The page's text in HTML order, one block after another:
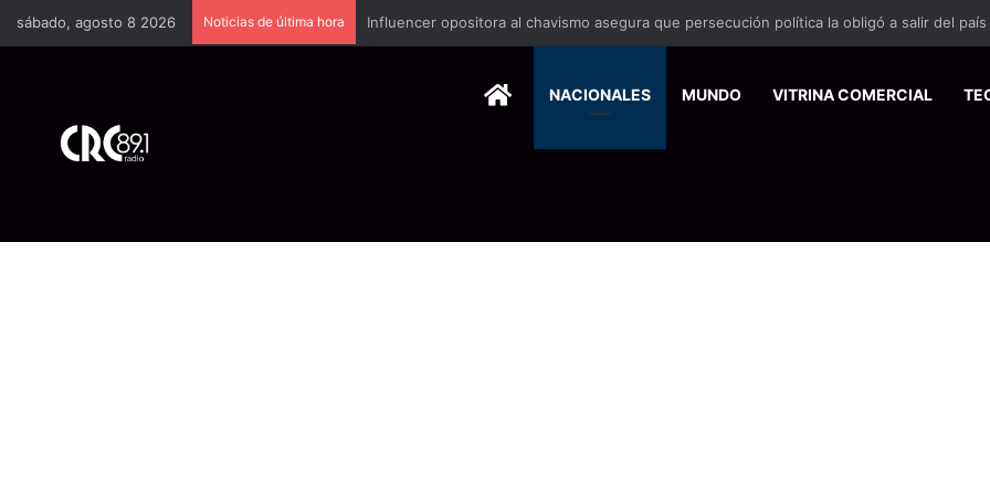
sábado, agosto 8 2026 Noticias de última hora Industria plástica se suma a la economía circular
HOMENACIONALES MUNDO VITRINA COMERCIAL